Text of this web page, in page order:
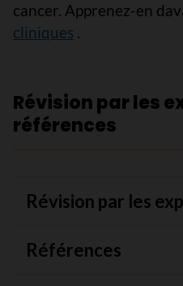
cancer. Apprenez-en
cliniques .
Révision par les
références
Révision par les
Références